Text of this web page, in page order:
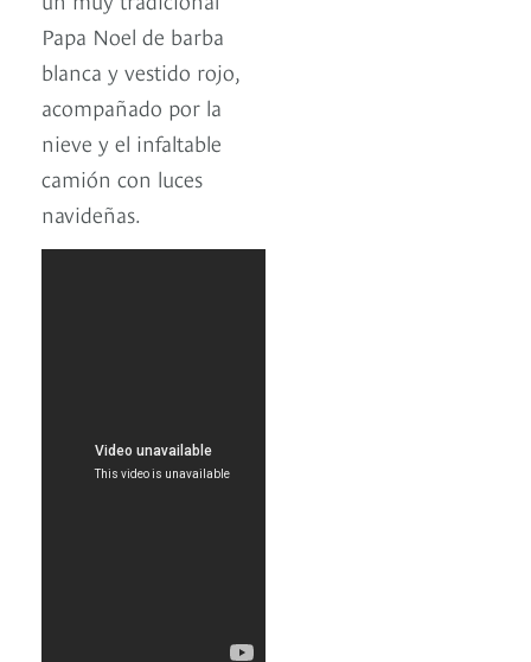
Papa Noel de barba
blanca y vestido rojo,
acompañado por la
nieve y el infaltable
camión con luces
navideñas.